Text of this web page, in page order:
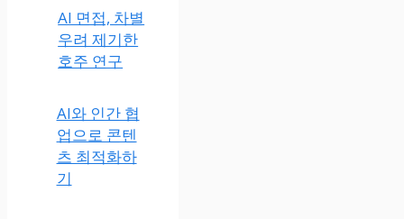
AI 면접, 차별
우려 제기한
호주 연구
AI와 인간 협
업으로 콘텐
츠 최적화하
기